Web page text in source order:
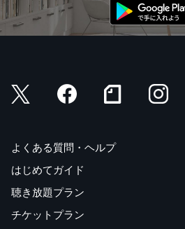
考える作者。なんと、自然体で、
意思に向き合っていることか。歌
歌われ、また今の生の拠り所であ
ドラマを見るようである。
っぽけな存在としての人間や自己
らこそひとりひとりの人間と自ら
ま向かっていこうとする意思をう
よくある質問・ヘルプ
はじめてガイド
聴き放題プラン
チケットプラン